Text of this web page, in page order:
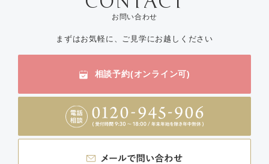
お問い合わせ
まずはお気軽に、ご見学にお越しください
相談予約(オンライン可)